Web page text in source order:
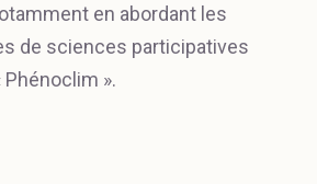
en abordant les
de sciences participatives
».